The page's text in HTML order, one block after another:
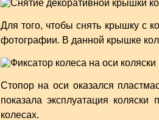
Для того, чтобы снять крышку с
фотографии. В данной крышке
Стопор на оси оказался
показала эксплуатация
колесах.